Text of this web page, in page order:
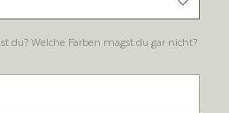
du? Welche Farben magst du gar nicht?